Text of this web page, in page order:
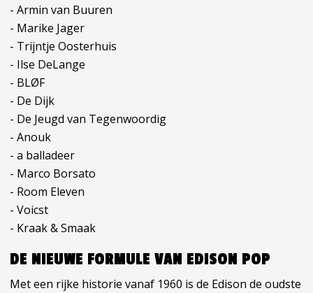
- Armin van Buuren
- Marike Jager
- Trijntje Oosterhuis
- Ilse DeLange
- BLØF
- De Dijk
- De Jeugd van Tegenwoordig
- Anouk
- a balladeer
- Marco Borsato
- Room Eleven
- Voicst
- Kraak & Smaak
DE NIEUWE FORMULE VAN EDISON POP
Met een rijke historie vanaf 1960 is de Edison de oudste